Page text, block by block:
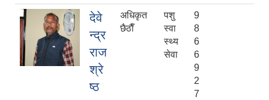
देवे
न्द्र
राज
श्रे
ष्ठ
अधिकृत
छैठाैँ
पशु
स्वा
स्थ्य
सेवा
9
8
6
6
9
2
7